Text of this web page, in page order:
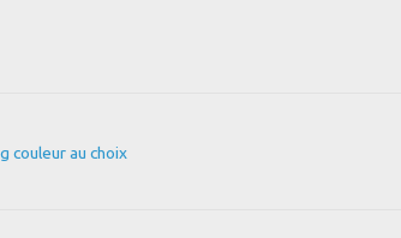
couleur au choix